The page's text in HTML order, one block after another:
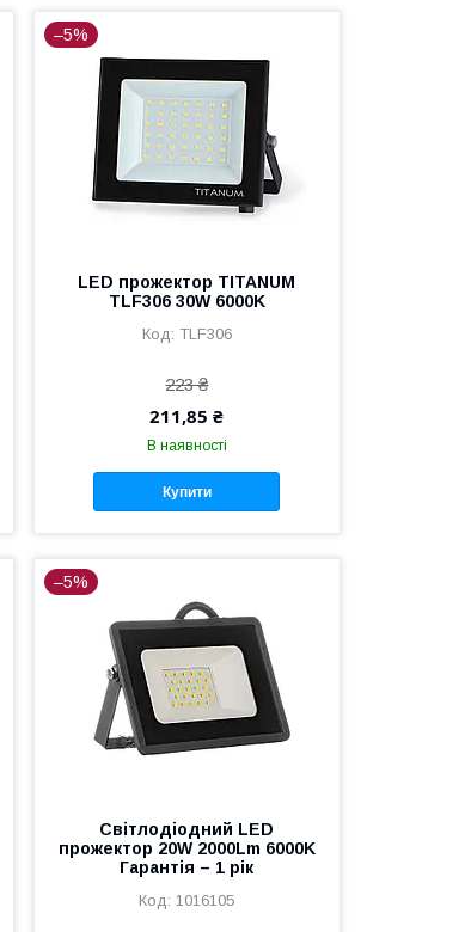
–5%
LED прожектор TITANUM
TLF306 30W 6000K
TLF306
223 ₴
211,85 ₴
В наявності
Купити
–5%
Світлодіодний LED
прожектор 20W 2000Lm 6000K
Гарантія – 1 рік
1016105